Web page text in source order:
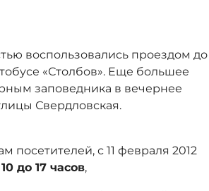
воспользовались проездом до
«Столбов». Еще большее
заповедника в вечернее
Свердловская.
с 11 февраля 2012
до 17 часов,